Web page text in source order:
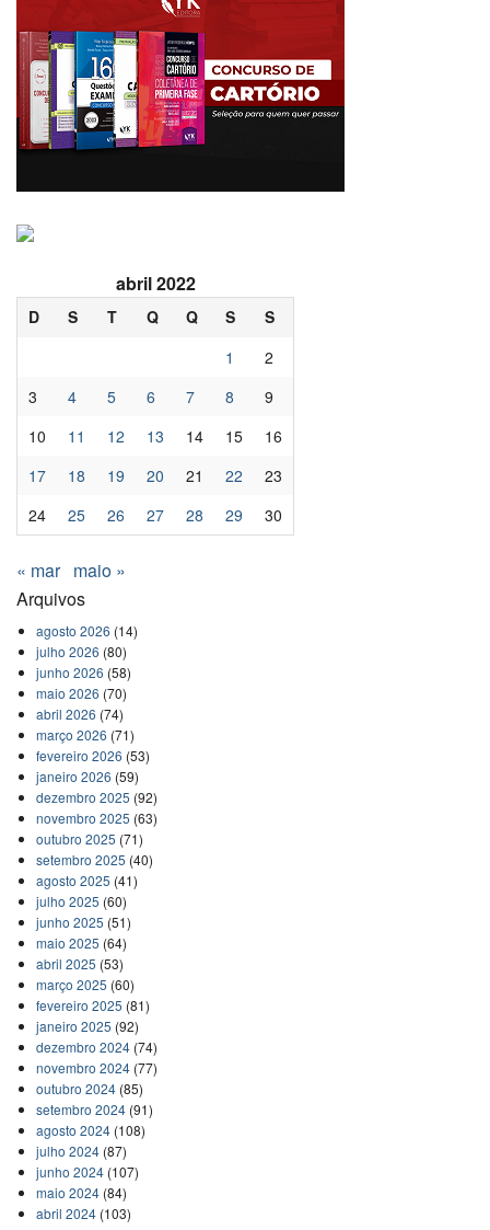
abril 2022
D S T Q Q S
S
1
2
3
4 5 6 7 8
9
10
11 12 13 14 15
16
17
18 19 20 21 22
23
24
25 26 27 28 29 30
« mar maio »
Arquivos
agosto 2026 (14)
julho 2026 (80)
junho 2026 (58)
maio 2026 (70)
abril 2026 (74)
março 2026 (71)
fevereiro 2026 (53)
janeiro 2026 (59)
dezembro 2025 (92)
novembro 2025 (63)
outubro 2025 (71)
setembro 2025 (40)
agosto 2025 (41)
julho 2025 (60)
junho 2025 (51)
maio 2025 (64)
abril 2025 (53)
março 2025 (60)
fevereiro 2025 (81)
janeiro 2025 (92)
dezembro 2024(74)
novembro 2024(77)
outubro 2024(85)
setembro 2024(91)
agosto 2024(108)
julho 2024(87)
junho 2024(107)
maio 2024(84)
abril 2024(103)